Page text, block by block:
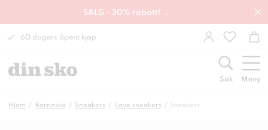
SALG - 30% rabatt! →
60 dagers åpent kjøp
Søk Meny
Hjem Barnesko Sneakers Lave sneakers Sneakers